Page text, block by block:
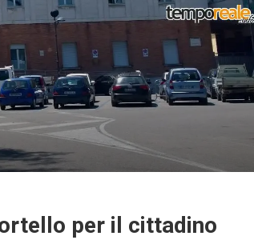
per il cittadino